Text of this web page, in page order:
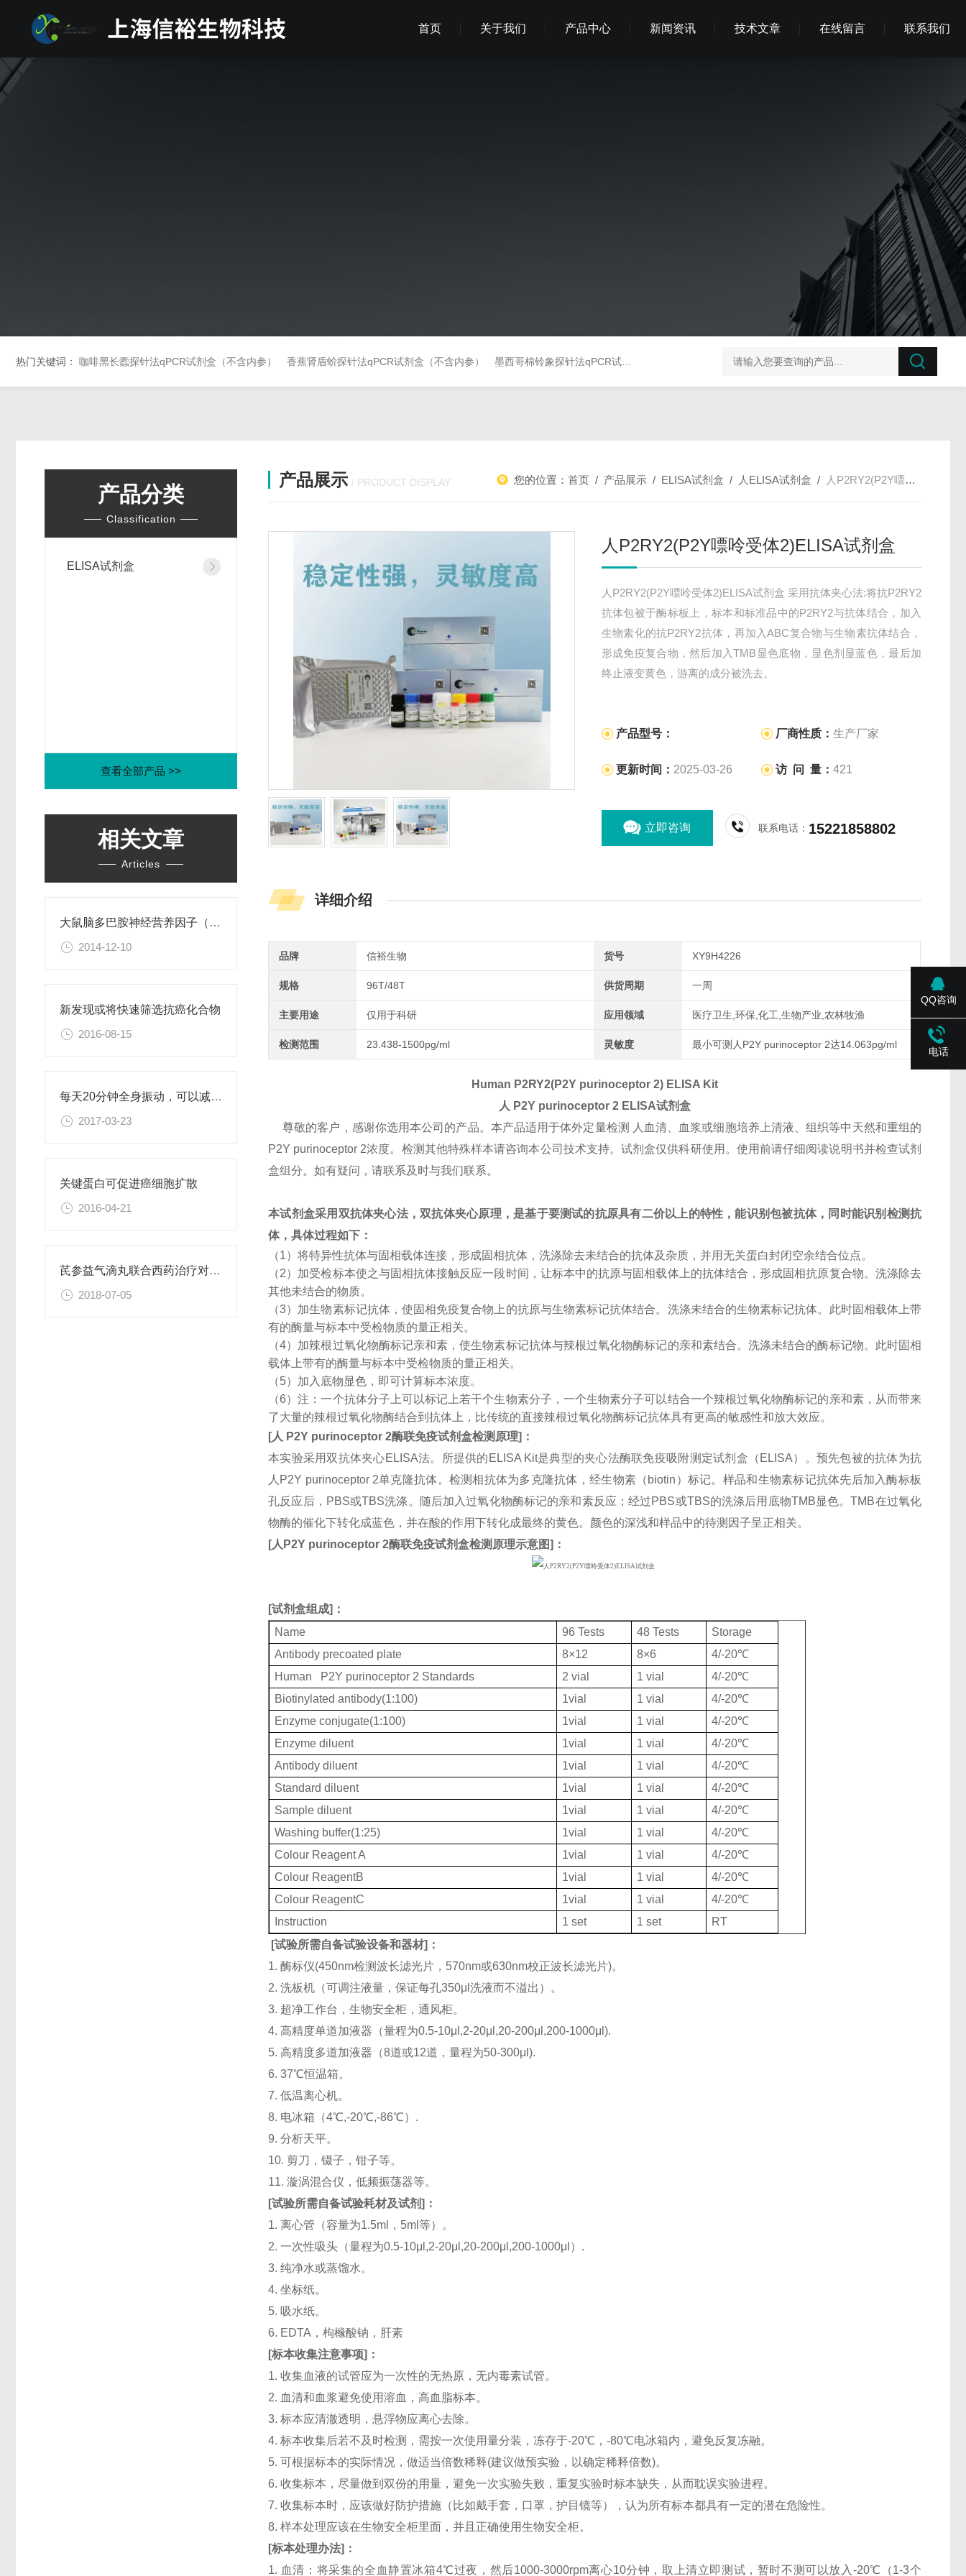
首页 关于我们 产品中心 新闻资讯 技术文章 在线留言 联系我们
热门关键词： 咖啡黑长蠹探针法qPCR试剂盒（不含内参） 香蕉肾盾蚧探针法qPCR试剂盒（不含内参） 墨西哥棉铃象探针法qPCR试剂盒（不含内参） 榛子东部枯萎病菌探针法qPCR试剂盒不含内参
产品分类
Classification
ELISA试剂盒
查看全部产品 >>
相关文章
Articles
大鼠脑多巴胺神经营养因子（CDNF）ELISA试剂盒
2014-12-10
新发现或将快速筛选抗癌化合物
2016-08-15
每天20分钟全身振动，可以减肥、对抗糖尿病
2017-03-23
关键蛋白可促进癌细胞扩散
2016-04-21
芪参益气滴丸联合西药治疗对稳定型心绞痛患者血清抵抗素水平的影响
2018-07-05
产品展示 / PRODUCT DISPLAY 您的位置：首页 / 产品展示 / ELISA试剂盒 / 人ELISA试剂盒 / 人P2RY2(P2Y嘌呤受体2)ELISA试剂盒
人P2RY2(P2Y嘌呤受体2)ELISA试剂盒
人P2RY2(P2Y嘌呤受体2)ELISA试剂盒 采用抗体夹心法:将抗P2RY2
抗体包被于酶标板上，标本和标准品中的P2RY2与抗体结合，加入
生物素化的抗P2RY2抗体，再加入ABC复合物与生物素抗体结合，
形成免疫复合物，然后加入TMB显色底物，显色剂显蓝色，最后加
终止液变黄色，游离的成分被洗去。
产品型号： 厂商性质：生产厂家
更新时间： 2025-03-26 访 问 量：421
立即咨询 联系电话： 15221858802
详细介绍
品牌 信裕生物 货号 XY9H4226
规格 96T/48T 供货周期 一周
主要用途 仅用于科研 应用领域 医疗卫生,环保,化工,生物产业,农林牧渔
检测范围 23.438-1500pg/ml 灵敏度 最小可测人P2Y purinoceptor 2达14.063pg/ml
Human P2RY2(P2Y purinoceptor 2) ELISA Kit
人 P2Y purinoceptor 2 ELISA试剂盒
尊敬的客户，感谢你选用本公司的产品。本产品适用于体外定量检测 人血清、血浆或细胞培养上清液、组织等中天然和重组的
P2Y purinoceptor 2浓度。检测其他特殊样本请咨询本公司技术支持。试剂盒仅供科研使用。使用前请仔细阅读说明书并检查试剂
盒组分。如有疑问，请联系及时与我们联系。
本试剂盒采用双抗体夹心法，双抗体夹心原理，是基于要测试的抗原具有二价以上的特性，能识别包被抗体，同时能识别检测抗
体，具体过程如下：
（1）将特异性抗体与固相载体连接，形成固相抗体，洗涤除去未结合的抗体及杂质，并用无关蛋白封闭空余结合位点。
（2）加受检标本使之与固相抗体接触反应一段时间，让标本中的抗原与固相载体上的抗体结合，形成固相抗原复合物。洗涤除去
其他未结合的物质。
（3）加生物素标记抗体，使固相免疫复合物上的抗原与生物素标记抗体结合。洗涤未结合的生物素标记抗体。此时固相载体上带
有的酶量与标本中受检物质的量正相关。
（4）加辣根过氧化物酶标记亲和素，使生物素标记抗体与辣根过氧化物酶标记的亲和素结合。洗涤未结合的酶标记物。此时固相
载体上带有的酶量与标本中受检物质的量正相关。
（5）加入底物显色，即可计算标本浓度。
（6）注：一个抗体分子上可以标记上若干个生物素分子，一个生物素分子可以结合一个辣根过氧化物酶标记的亲和素，从而带来
了大量的辣根过氧化物酶结合到抗体上，比传统的直接辣根过氧化物酶标记抗体具有更高的敏感性和放大效应。
[人 P2Y purinoceptor 2酶联免疫试剂盒检测原理] ：
本实验采用双抗体夹心ELISA法。所提供的ELISA Kit是典型的夹心法酶联免疫吸附测定试剂盒（ELISA）。预先包被的抗体为抗
人P2Y purinoceptor 2单克隆抗体。检测相抗体为多克隆抗体，经生物素（biotin）标记。样品和生物素标记抗体先后加入酶标板
孔反应后，PBS或TBS洗涤。随后加入过氧化物酶标记的亲和素反应；经过PBS或TBS的洗涤后用底物TMB显色。TMB在过氧化
物酶的催化下转化成蓝色，并在酸的作用下转化成最终的黄色。颜色的深浅和样品中的待测因子呈正相关。
[人 P2Y purinoceptor 2酶联免疫试剂盒检测原理示意图] ：
[试剂盒组成]：
Name
96 Tests 48 Tests
Storage
Antibody precoated plate
8×12 8×6
4/-20℃
Human P2Y purinoceptor 2 Standards
2 vial 1 vial
4/-20℃
Biotinylated antibody(1:100)
1vial 1 vial
4/-20℃
Enzyme conjugate(1:100)
1vial 1 vial
4/-20℃
Enzyme diluent
1vial 1 vial
4/-20℃
Antibody diluent
1vial 1 vial
4/-20℃
Standard diluent
1vial 1 vial
4/-20℃
Sample diluent
1vial 1 vial
4/-20℃
Washing buffer(1:25)
1vial 1 vial
4/-20℃
Colour Reagent A
1vial 1 vial
4/-20℃
Colour ReagentB
1vial 1 vial
4/-20℃
Colour ReagentC
1vial 1 vial
4/-20℃
Instruction
1 set 1 set
RT
[试验所需自备试验设备和器材]：
1. 酶标仪(450nm检测波长滤光片，570nm或630nm校正波长滤光片)。
2. 洗板机（可调注液量，保证每孔350μl洗液而不溢出）。
3. 超净工作台，生物安全柜，通风柜。
4. 高精度单道加液器（量程为0.5-10μl,2-20μl,20-200μl,200-1000μl).
5. 高精度多道加液器（8道或12道，量程为50-300μl).
6. 37℃恒温箱。
7. 低温离心机。
8. 电冰箱（4℃,-20℃,-86℃）.
9. 分析天平。
10. 剪刀，镊子，钳子等。
11. 漩涡混合仪，低频振荡器等。
[试验所需自备试验耗材及试剂]：
1. 离心管（容量为1.5ml，5ml等）。
2. 一次性吸头（量程为0.5-10μl,2-20μl,20-200μl,200-1000μl）.
3. 纯净水或蒸馏水。
4. 坐标纸。
5. 吸水纸。
6. EDTA，枸橼酸钠，肝素
[标本收集注意事项]：
1. 收集血液的试管应为一次性的无热原，无内毒素试管。
2. 血清和血浆避免使用溶血，高血脂标本。
3. 标本应清澈透明，悬浮物应离心去除。
4. 标本收集后若不及时检测，需按一次使用量分装，冻存于-20℃，-80℃电冰箱内，避免反复冻融。
5. 可根据标本的实际情况，做适当倍数稀释(建议做预实验，以确定稀释倍数)。
6. 收集标本，尽量做到双份的用量，避免一次实验失败，重复实验时标本缺失，从而耽误实验进程。
7. 收集标本时，应该做好防护措施（比如戴手套，口罩，护目镜等），认为所有标本都具有一定的潜在危险性。
8. 样本处理应该在生物安全柜里面，并且正确使用生物安全柜。
[标本处理办法]：
1. 血清：将采集的全血静置冰箱4℃过夜，然后1000-3000rpm离心10分钟，取上清立即测试，暂时不测可以放入-20℃（1-3个
QQ咨询
电话